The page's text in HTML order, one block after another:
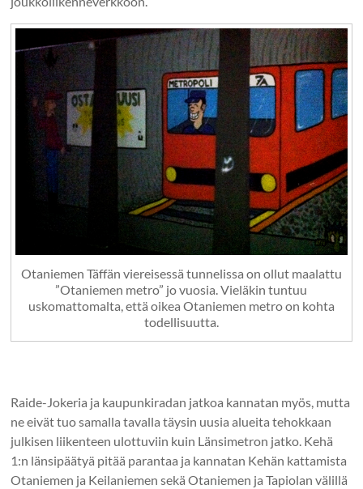
Otaniemen Täffän viereisessä tunnelissa on ollut maalattu
”Otaniemen metro” jo vuosia. Vieläkin tuntuu
uskomattomalta, että oikea Otaniemen metro on kohta
todellisuutta.
Raide-Jokeria ja kaupunkiradan jatkoa kannatan myös, mutta
ne eivät tuo samalla tavalla täysin uusia alueita tehokkaan
julkisen liikenteen ulottuviin kuin Länsimetron jatko. Kehä
1:n länsipäätyä pitää parantaa ja kannatan Kehän kattamista
Otaniemen ja Keilaniemen sekä Otaniemen ja Tapiolan välillä